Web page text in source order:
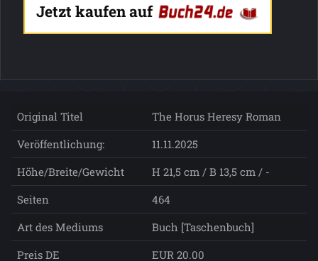
Jetzt kaufen auf
Original Titel
The Horus Heresy Roman
Veröffentlichung:
11.11.2025
Höhe/Breite/Gewicht
H 21,5 cm / B 13,5 cm / -
Seiten
464
Art des Mediums
Buch [Taschenbuch]
Preis DE
EUR 20.00